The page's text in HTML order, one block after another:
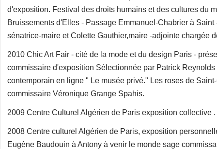
d'exposition. Festival des droits humains et des cultures du
Bruissements d'Elles - Passage Emmanuel-Chabrier à
sénatrice-maire et Colette Gauthier,maire -adjointe chargée
2010 Chic Art Fair - cité de la mode et du design Paris -
commissaire d'exposition Sélectionnée par Patrick
contemporain en ligne " Le musée privé." Les roses de
commissaire Véronique Grange Spahis.
2009 Centre Culturel Algérien de Paris exposition collective .
2008 Centre culturel Algérien de Paris, exposition
Eugène Baudouin à Antony à venir le monde sage